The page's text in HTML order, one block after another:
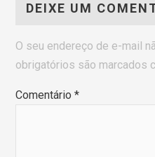
DEIXE UM
O seu endereço de e-mail
obrigatórios são marcados
Comentário*